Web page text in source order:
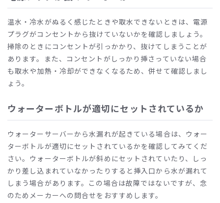
温水・冷水がぬるく感じたときや取水できないときは、電源
プラグがコンセントから抜けていないかを確認しましょう。
掃除のときにコンセントが引っかかり、抜けてしまうことが
あります。また、コンセントがしっかり挿さっていない場合
も取水や加熱・冷却ができなくなるため、併せて確認しまし
ょう。
ウォーターボトルが適切にセットされているか
ウォーターサーバーから水漏れが起きている場合は、ウォー
ターボトルが適切にセットされているかを確認してみてくだ
さい。ウォーターボトルが斜めにセットされていたり、しっ
かり差し込まれていなかったりすると挿入口から水が漏れて
しまう場合があります。この場合は故障ではないですが、念
のためメーカーへの問合せをおすすめします。